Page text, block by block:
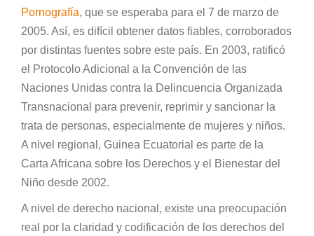
Pornografía, que se esperaba para el 7 de marzo de
2005. Así, es difícil obtener datos fiables, corroborados
por distintas fuentes sobre este país. En 2003, ratificó
el Protocolo Adicional a la Convención de las
Naciones Unidas contra la Delincuencia Organizada
Transnacional para prevenir, reprimir y sancionar la
trata de personas, especialmente de mujeres y niños.
A nivel regional, Guinea Ecuatorial es parte de la
Carta Africana sobre los Derechos y el Bienestar del
Niño desde 2002.
A nivel de derecho nacional, existe una preocupación
real por la claridad y codificación de los derechos del